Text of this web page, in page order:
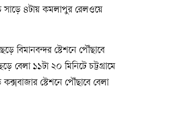
সাড়ে ৪টায় কমলাপুর রেলওয়ে
বিমানবন্দর স্টেশনে পৌঁছাবে
বেলা ১১টা ২০ মিনিটে চট্টগ্রামে
স্টেশনে পৌঁছাবে বেলা